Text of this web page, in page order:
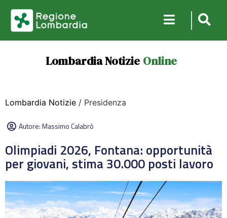
Lombardia Notizie Online
Lombardia Notizie / Presidenza
Autore:Massimo Calabrò
Olimpiadi 2026, Fontana: opportunità
per giovani, stima 30.000 posti lavoro